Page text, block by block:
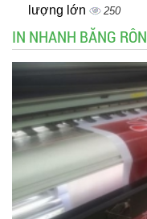
lượng lớn 250
IN NHANH BĂNG RÔN